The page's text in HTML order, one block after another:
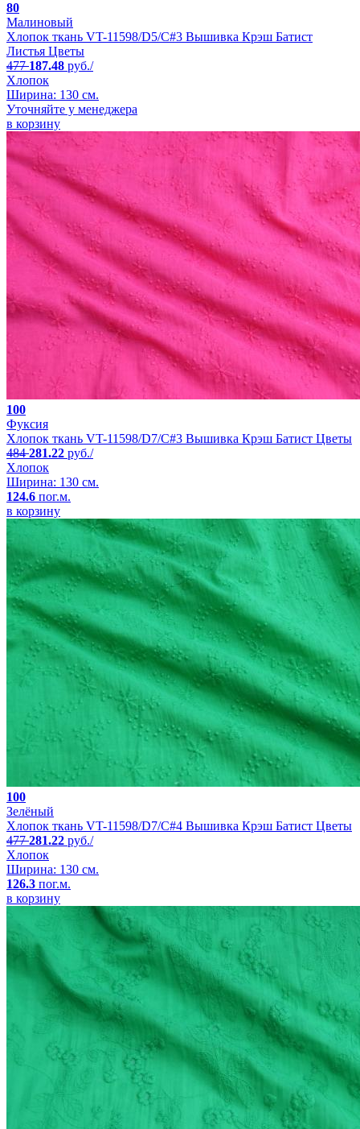
80
Малиновый
Хлопок ткань VT-11598/D5/C#3 Вышивка Крэш Батист
Листья Цветы
477187.48 руб./
Хлопок
Ширина: 130 см.
Уточняйте у менеджера
в корзину
100
Фуксия
Хлопок ткань VT-11598/D7/C#3 Вышивка Крэш Батист Цветы
484281.22 руб./
Хлопок
Ширина: 130 см.
124.6 пог.м.
в корзину
100
Зелёный
Хлопок ткань VT-11598/D7/C#4 Вышивка Крэш Батист Цветы
477281.22 руб./
Хлопок
Ширина: 130 см.
126.3 пог.м.
в корзину